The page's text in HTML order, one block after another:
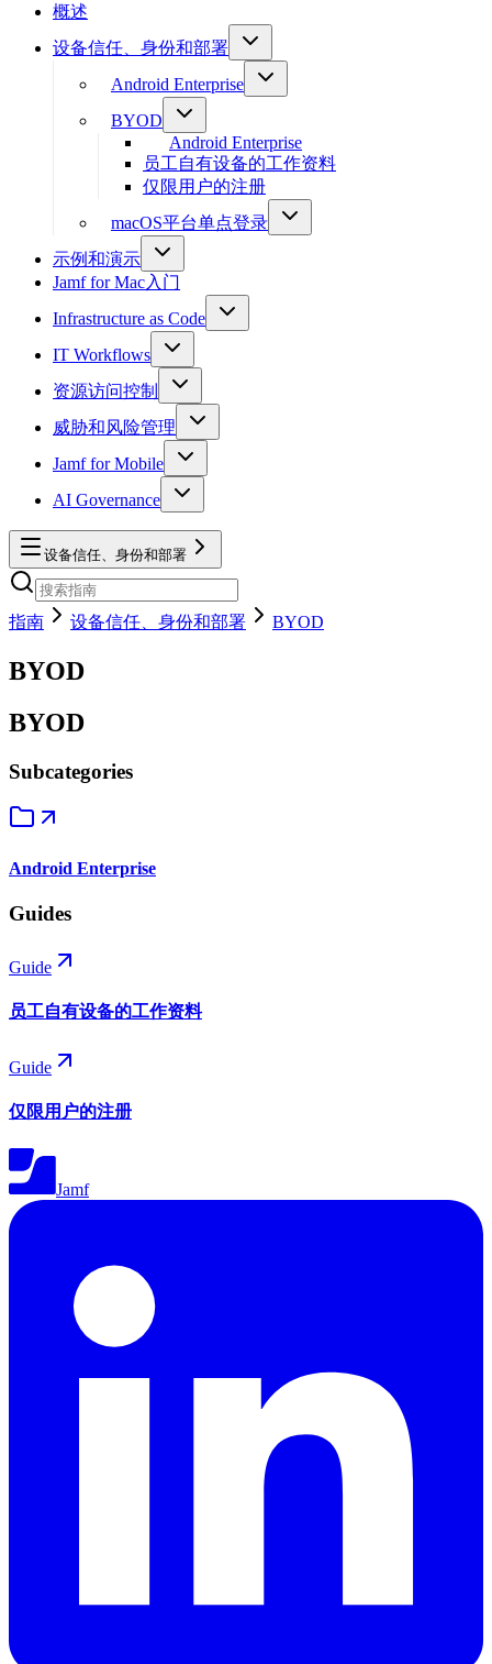
概述
设备信任、身份和部署
Android Enterprise
BYOD
Android Enterprise
员工自有设备的工作资料
仅限用户的注册
macOS平台单点登录
示例和演示
Jamf for Mac入门
Infrastructure as Code
IT Workflows
资源访问控制
威胁和风险管理
Jamf for Mobile
AI Governance
设备信任、身份和部署
指南 设备信任、身份和部署 BYOD
BYOD
BYOD
Subcategories
Android Enterprise
Guides
Guide
员工自有设备的工作资料
Guide
仅限用户的注册
Jamf